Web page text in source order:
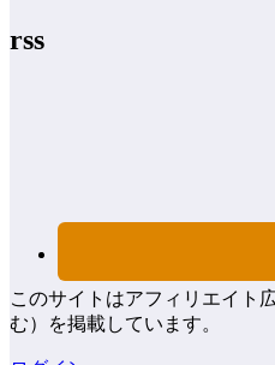
rss
このサイトはアフィリエイト
む）を掲載しています。